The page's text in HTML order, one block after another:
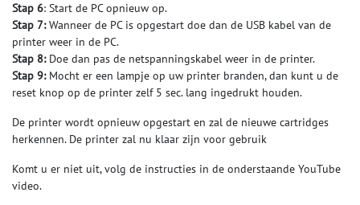
Stap 6: Start de PC opnieuw op.
Stap 7:Wanneer de PC is opgestart doe dan de USB kabel van de
printer weer in de PC.
Stap 8:Doe dan pas de netspanningskabel weer in de printer.
Stap 9:Mocht er een lampje op uw printer branden, dan kunt u de
reset knop op de printer zelf 5 sec. lang ingedrukt houden.
De printer wordt opnieuw opgestart en zal de nieuwe cartridges
herkennen. De printer zal nu klaar zijn voor gebruik
Komt u er niet uit, volg de instructies in de onderstaande YouTube
video.